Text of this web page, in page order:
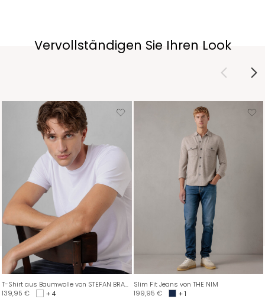
Vervollständigen Sie Ihren Look
T-Shirt aus Baumwolle von STEFAN BRANDT
139,95 € + 4
Slim Fit Jeans von THE NIM
199,95 € + 1